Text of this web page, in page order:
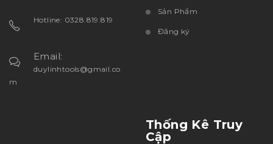
Hotline: 0328.819.819
Email:
duylinhtools@gmail.co
m
Sản Phẩm
Đăng ký
Thống Kê Truy
Cập